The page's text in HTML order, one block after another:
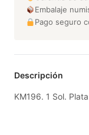
Embalaje
Pago seguro
Descripción
KM196. 1 Sol.